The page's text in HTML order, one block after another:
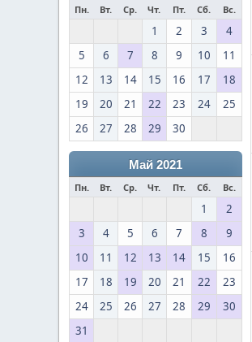
Пн. Вт. Ср. Чт. Пт. Сб. Вс.
1 2 3
4
5
6 7 8 9 10
11
12
13 14 15 16 17
18
19
20 21 22 23 24
25
26
27 28 29 30
Май 2021
Пн. Вт. Ср. Чт. Пт. Сб. Вс.
1
2
3
4 5 6 7 8
9
10
11 12 13 14 15
16
17
18 19 20 21 22
23
24
25 26 27 28 29
30
31